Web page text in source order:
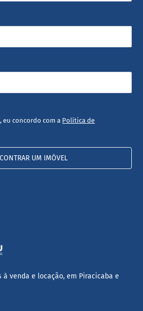
eu concordo com a Política de
UM IMÓVEL
venda e locação, em Piracicaba e